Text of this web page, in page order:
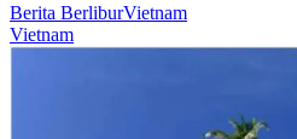
Berita BerliburVietnam
Vietnam